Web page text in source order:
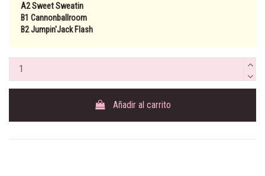
A2Sweet Sweatin
B1 Cannonballroom
B2Jumpin'Jack Flash
Añadir al carrito